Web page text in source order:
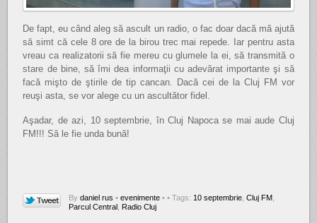
De fapt, eu când aleg să ascult un radio, o fac doar dacă mă ajută
să simt că cele 8 ore de la birou trec mai repede. Iar pentru asta
vreau ca realizatorii să fie mereu cu glumele la ei, să transmită o
stare de bine, să îmi dea informaţii cu adevărat importante şi să
facă mişto de ştirile de tip cancan. Dacă cei de la Cluj FM vor
reuşi asta, se vor alege cu un ascultător fidel.
Aşadar, de azi, 10 septembrie, în Cluj Napoca se mai aude Cluj
FM!!! Să le fie unda bună!
Bydaniel rus • evenimente • • Tags: 10 septembrie ,Cluj FM
Parcul Central
Radio Cluj